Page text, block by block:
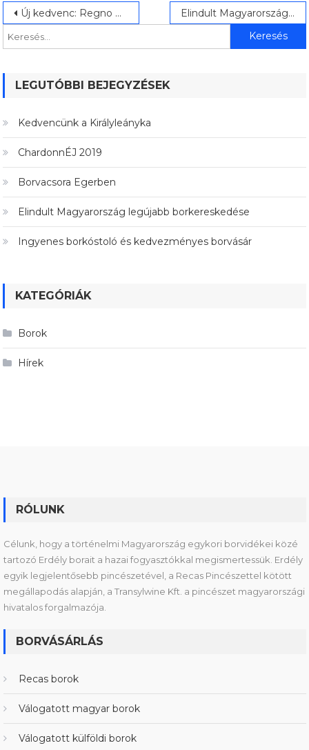
Bejegyzés
navigáció
Új kedvenc: Regno Rajnai rizling Elindult Magyarország legújabb borkereskedése
LEGUTÓBBI BEJEGYZÉSEK
Kedvencünk a Királyleányka
ChardonnÉJ 2019
Borvacsora Egerben
Elindult Magyarország legújabb borkereskedése
Ingyenes borkóstoló és kedvezményes borvásár
KATEGÓRIÁK
Borok
Hírek
RÓLUNK
Célunk, hogy a történelmi Magyarország egykori borvidékei közé
tartozó Erdély borait a hazai fogyasztókkal megismertessük. Erdély
egyik legjelentősebb pincészetével, a Recas Pincészettel kötött
megállapodás alapján, a Transylwine Kft. a pincészet magyarországi
hivatalos forgalmazója.
BORVÁSÁRLÁS
Recas borok
Válogatott magyar borok
Válogatott külföldi borok